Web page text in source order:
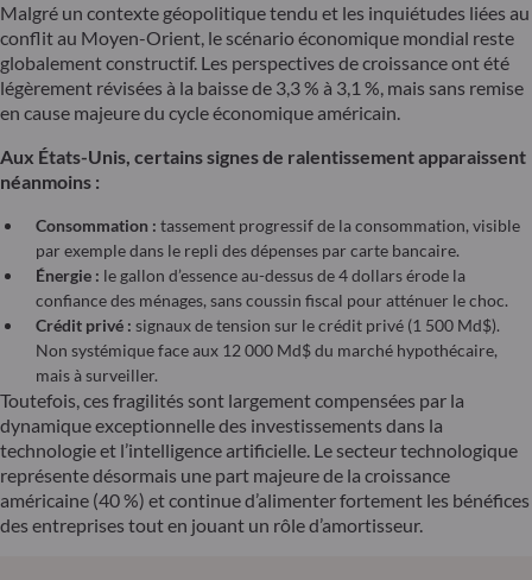
Malgré un contexte géopolitique tendu et les inquiétudes liées au
conflit au Moyen-Orient, le scénario économique mondial reste
globalement constructif. Les perspectives de croissance ont été
légèrement révisées à la baisse de 3,3 % à 3,1 %, mais sans remise
en cause majeure du cycle économique américain.
Aux États-Unis, certains signes de ralentissement apparaissent
néanmoins :
Consommation : tassement progressif de la consommation, visible
par exemple dans le repli des dépenses par carte bancaire.
Énergie : le gallon d’essence au-dessus de 4 dollars érode la
confiance des ménages, sans coussin fiscal pour atténuer le choc.
Crédit privé : signaux de tension sur le crédit privé (1 500 Md$).
Non systémique face aux 12 000 Md$ du marché hypothécaire,
mais à surveiller.
Toutefois, ces fragilités sont largement compensées par la
dynamique exceptionnelle des investissements dans la
technologie et l’intelligence artificielle. Le secteur technologique
représente désormais une part majeure de la croissance
américaine (40 %) et continue d’alimenter fortement les bénéfices
des entreprises tout en jouant un rôle d’amortisseur.